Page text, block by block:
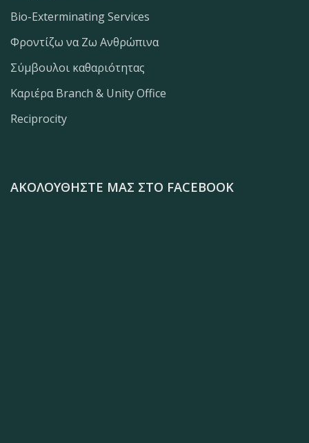
Bio-Exterminating Services
Φροντίζω να Ζω Ανθρώπινα
Σύμβουλοι καθαριότητας
Καριέρα Branch & Unity Office
Reciprocity
ΑΚΟΛΟΥΘΉΣΤΕ ΜΑΣ ΣΤΟ FACEBOOK